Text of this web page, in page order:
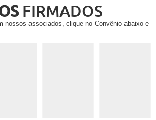
FIRMADOS
nossos associados, clique no Convênio abaixo e